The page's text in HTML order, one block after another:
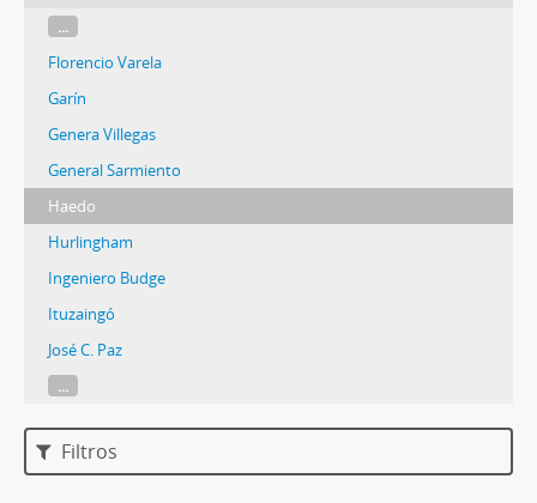
...
Florencio Varela
Garín
Genera Villegas
General Sarmiento
Haedo
Hurlingham
Ingeniero Budge
Ituzaingó
José C. Paz
...
Filtros